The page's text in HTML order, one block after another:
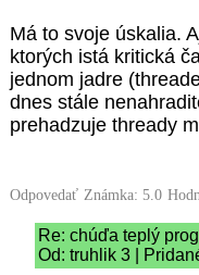
Má to svoje úskalia.
ktorých istá kritická
jednom jadre
dnes stále
prehadzuje thready
Odpovedať Známka: 5.0
Re: chúďa teplý
Od: truhlik 3 |